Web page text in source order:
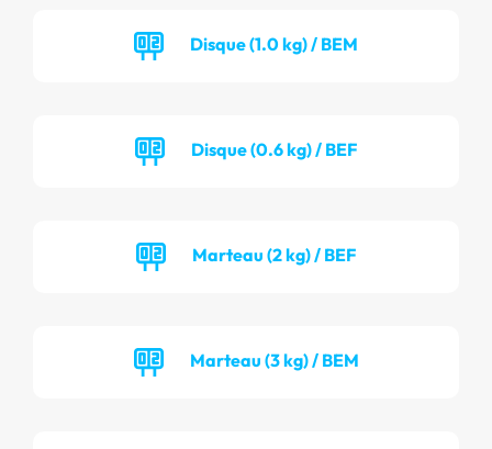
Disque (1.0 kg) / BEM
Disque (0.6 kg) / BEF
Marteau (2 kg) / BEF
Marteau (3 kg) / BEM